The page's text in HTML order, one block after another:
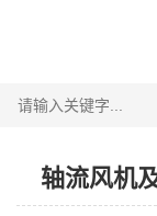
轴流风机